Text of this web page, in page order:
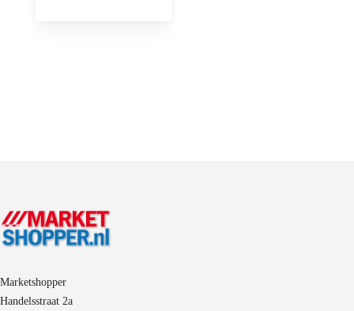
Marketshopper
Handelsstraat 2a